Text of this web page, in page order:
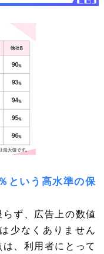
という高水準の保
ず、広告上の数値
少なくありません
、利用者にとって